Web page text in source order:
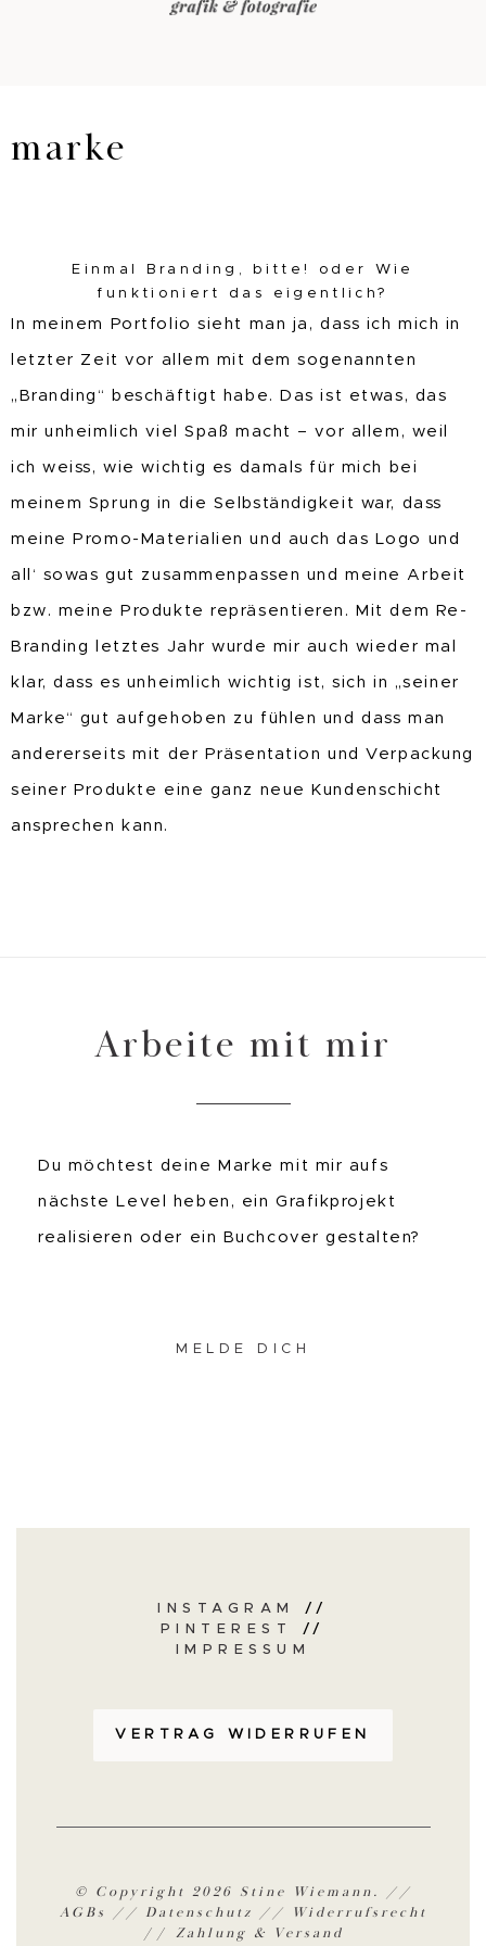
marke
Einmal Branding, bitte! oder Wie
funktioniert das eigentlich?
In meinem Portfolio sieht man ja, dass ich mich in
letzter Zeit vor allem mit dem sogenannten
„Branding“ beschäftigt habe. Das ist etwas, das
mir unheimlich viel Spaß macht – vor allem, weil
ich weiss, wie wichtig es damals für mich bei
meinem Sprung in die Selbständigkeit war, dass
meine Promo-Materialien und auch das Logo und
all‘ sowas gut zusammenpassen und meine Arbeit
bzw. meine Produkte repräsentieren. Mit dem Re-
Branding letztes Jahr wurde mir auch wieder mal
klar, dass es unheimlich wichtig ist, sich in „seiner
Marke“ gut aufgehoben zu fühlen und dass man
andererseits mit der Präsentation und Verpackung
seiner Produkte eine ganz neue Kundenschicht
ansprechen kann.
Arbeite mit mir
Du möchtest deine Marke mit mir aufs
nächste Level heben, ein Grafikprojekt
realisieren oder ein Buchcover gestalten?
MELDE DICH
INSTAGRAM
//
PINTEREST
//
IMPRESSUM
VERTRAG WIDERRUFEN
© Copyright 2026 Stine Wiemann. //
AGBs // Datenschutz // Widerrufsrecht
// Zahlung & Versand